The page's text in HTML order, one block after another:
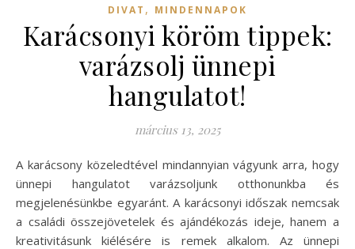
DIVAT , MINDENNAPOK
Karácsonyi köröm tippek:
varázsolj ünnepi
hangulatot!
március 13, 2025
A karácsony közeledtével mindannyian vágyunk arra, hogy
ünnepi hangulatot varázsoljunk otthonunkba és
megjelenésünkbe egyaránt. A karácsonyi időszak nemcsak
a családi összejövetelek és ajándékozás ideje, hanem a
kreativitásunk kiélésére is remek alkalom. Az ünnepi